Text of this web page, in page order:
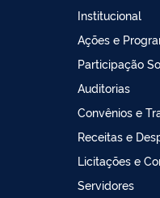
Institucional
Ações e
Participação
Auditorias
Convênios e
Receitas e
Licitações e
Servidores